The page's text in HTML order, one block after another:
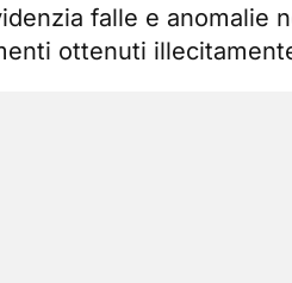
falle e anomalie
ottenuti